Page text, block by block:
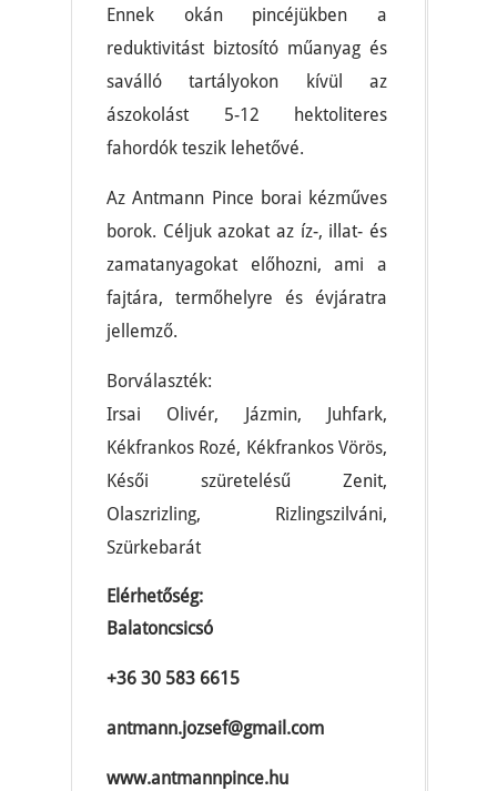
Ennek okán pincéjükben a
reduktivitást biztosító műanyag és
saválló tartályokon kívül az
ászokolást 5-12 hektoliteres
fahordók teszik lehetővé.
Az Antmann Pince borai kézműves
borok. Céljuk azokat az íz-, illat- és
zamatanyagokat előhozni, ami a
fajtára, termőhelyre és évjáratra
jellemző.
Borválaszték:
Irsai Olivér, Jázmin, Juhfark,
Kékfrankos Rozé, Kékfrankos Vörös,
Késői szüretelésű Zenit,
Olaszrizling, Rizlingszilváni,
Szürkebarát
Elérhetőség:
Balatoncsicsó
+36 30 583 6615
antmann.jozsef@gmail.com
www.antmannpince.hu